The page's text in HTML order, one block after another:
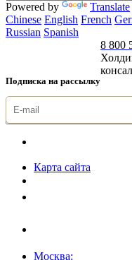
Powered by
Translate
Chinese English French
Russian Spanish
Подписка на рассылку
8 800
Карта сайта
Москва: